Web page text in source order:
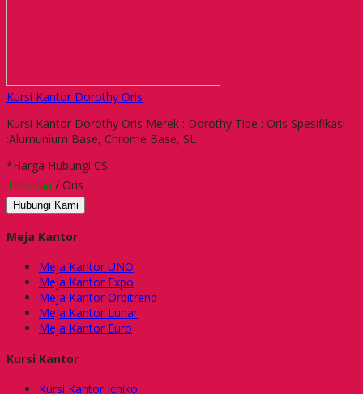
Kursi Kantor Dorothy Oris
Kursi Kantor Dorothy Oris Merek : Dorothy Tipe : Oris Spesifikasi
:Alumunium Base, Chrome Base, SL
*Harga Hubungi CS
Tersedia / Oris
Hubungi Kami
Meja Kantor
Meja Kantor UNO
Meja Kantor Expo
Meja Kantor Orbitrend
Meja Kantor Lunar
Meja Kantor Euro
Kursi Kantor
Kursi Kantor Ichiko